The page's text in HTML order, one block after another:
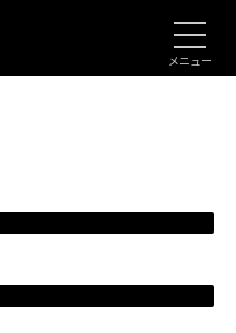
メニュー